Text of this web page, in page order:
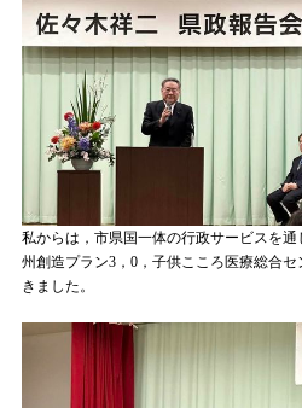
私からは，市県国一体の行政サービスを
州創造プラン3，0，子供こころ医療総合
きました。